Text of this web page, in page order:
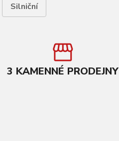
Silniční
3 KAMENNÉ PRODEJNY